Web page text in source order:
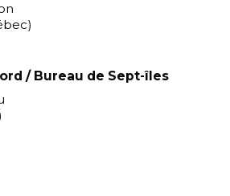
/ Bureau de Sept-îles